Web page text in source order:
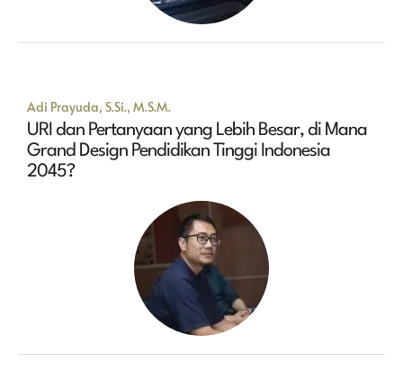
Adi Prayuda, S.Si., M.S.M.
URI dan Pertanyaan yang Lebih Besar, di Mana
Grand Design Pendidikan Tinggi Indonesia
2045?